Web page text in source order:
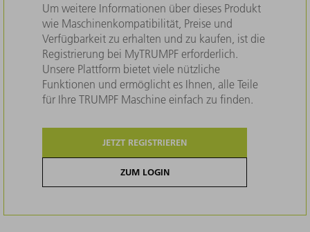
Um weitere Informationen über dieses Produkt
wie Maschinenkompatibilität, Preise und
Verfügbarkeit zu erhalten und zu kaufen, ist die
Registrierung bei MyTRUMPF erforderlich.
Unsere Plattform bietet viele nützliche
Funktionen und ermöglicht es Ihnen, alle Teile
für Ihre TRUMPF Maschine einfach zu finden.
JETZT REGISTRIEREN
ZUM LOGIN